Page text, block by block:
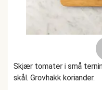
Skjær tomater i små
skål. Grovhakk koriander.